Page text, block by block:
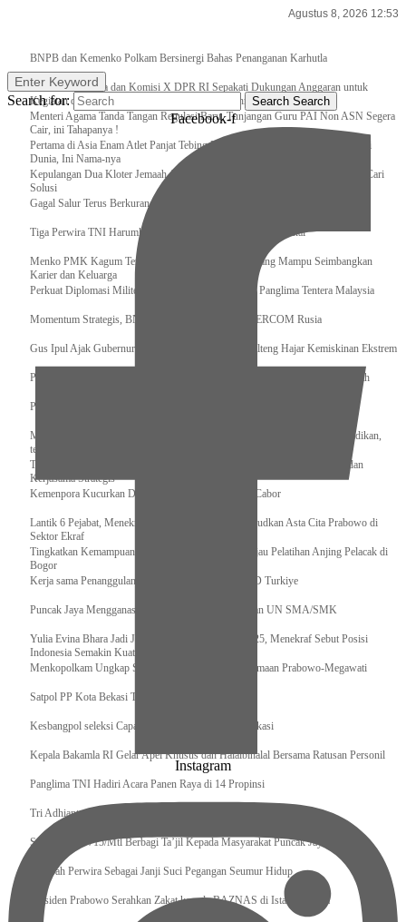
Agustus 8, 2026 12:53
BNPB dan Kemenko Polkam Bersinergi Bahas Penanganan Karhutla
Raker Kemenpora dan Komisi X DPR RI Sepakati Dukungan Anggaran untuk
Kegiatan dan Program Prioritas Pemuda dan Olahraga
Menteri Agama Tanda Tangan Regulasi Baru, Tunjangan Guru PAI Non ASN Segera
Cair, ini Tahapanya !
Pertama di Asia Enam Atlet Panjat Tebing Indonesia Taklukkan Tebing Tertinggi
Dunia, Ini Nama-nya
Kepulangan Dua Kloter Jemaah Asal Surabaya Tertunda, Kemenag Upayakan Cari
Solusi
Gagal Salur Terus Berkurang, Gus Ipul: 405 Ribu Lebih Bansos Cair
Tiga Perwira TNI Harumkan Indonesia Di Kancah Internasional
Menko PMK Kagum Terhadap Perempuan Modern yang Mampu Seimbangkan
Karier dan Keluarga
Perkuat Diplomasi Militer, Panglima TNI Terima CC Panglima Tentera Malaysia
Momentum Strategis, BNPB Terima Kunjungan EMERCOM Rusia
Gus Ipul Ajak Gubernur dan Bupati/Wali Kota se-Kalteng Hajar Kemiskinan Ekstrem
Panglima TNI Sambut Kedatangan Presiden RI Usai Lawatan ke Timur Tengah
Pengurus Pusat Pordasi Pacu Dapat Pesan dari Sri Paduka
Menag RI dan Dua Menteri Yordania Jalin Sinergi Bidang Wakaf dan Pendidikan,
termasuk Beasiswa
Tiba di Tanah Air, Presiden Prabowo Subianto Bawa Komitmen Investasi dan
Kerjasama Strategis
Kemenpora Kucurkan Dana untuk Pelatnas pada 13 Cabor
Lantik 6 Pejabat, Menekraf Tegaskan Komitmen Wujudkan Asta Cita Prabowo di
Sektor Ekraf
Tingkatkan Kemampuan K9 TNI, Panglima TNI Tinjau Pelatihan Anjing Pelacak di
Bogor
Kerja sama Penanggulangan Bencana BNPB – AFAD Turkiye
Puncak Jaya Mengganas, TNI-POLRI Solid Amankan UN SMA/SMK
Yulia Evina Bhara Jadi Juri Festival Film Cannes 2025, Menekraf Sebut Posisi
Indonesia Semakin Kuat
Menkopolkam Ungkap Spirit Persatuan dan Kebersamaan Prabowo-Megawati
Satpol PP Kota Bekasi Tertibkan PPKS
Kesbangpol seleksi Capaska 736 Siswa/i se-Kota Bekasi
Kepala Bakamla RI Gelar Apel Khusus dan Halalbihalal Bersama Ratusan Personil
Panglima TNI Hadiri Acara Panen Raya di 14 Propinsi
Tri Adhianto : Kota Bekasi Bisa Mempertahankan Keharmonisasian
Satgas Yonif 715/Mtl Berbagi Ta’jil Kepada Masyarakat Puncak Jaya
Sumpah Perwira Sebagai Janji Suci Pegangan Seumur Hidup
Presiden Prabowo Serahkan Zakat kepada BAZNAS di Istana Negara
Enter Keyword
Search for: Search Search
Facebook-f
Instagram